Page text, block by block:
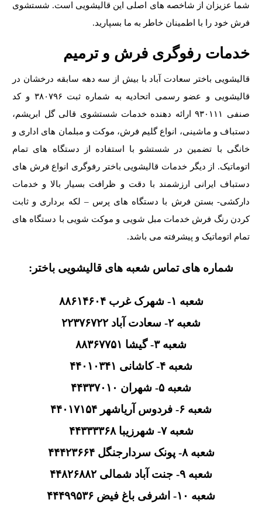
شما عزیزان از شاخصه های اصلی این قالیشویی است. شستشوی
فرش خود را با اطمینان خاطر به ما بسپارید.
خدمات رفوگری فرش و ترمیم
قالیشویی باختر سعادت آباد با بیش از سه دهه سابقه درخشان در
قالیشویی و عضو رسمی اتحادیه به شماره ثبت ۳۸۰۷۹۶ و کد
صنفی ۹۳۰۱۱۱ ارائه دهنده خدمات شستشوی قالی گل ابریشم،
دستباف و ماشینی، انواع گلیم فرش، موکت و مبلمان های اداری و
خانگی با تضمین در شستشو با استفاده از دستگاه های تمام
اتوماتیک. از دیگر خدمات قالیشویی باختر رفوگری انواع فرش های
دستباف ایرانی ارزشمند با دقت و ظرافت بسیار بالا و خدمات
دارکشی- بستن فرش با دستگاه های پرس – لکه برداری و ثابت
کردن رنگ فرش خدمات مبل شویی و موکت شویی با دستگاه های
تمام اتوماتیک و پیشرفته می باشد.
شماره های تماس شعبه های قالیشویی باختر:
شعبه ۱- شهرک غرب ۸۸۶۱۴۶۰۴
شعبه ۲- سعادت آباد ۲۲۳۷۶۷۲۲
شعبه ۳- گیشا ۸۸۳۶۷۷۵۱
شعبه ۴- کاشانی ۴۴۰۱۰۳۴۱
شعبه ۵- شهران ۴۴۳۳۷۰۱۰
شعبه ۶- فردوس آریاشهر ۴۴۰۱۷۱۵۴
شعبه ۷- شهرزیبا ۴۴۳۳۳۳۶۸
شعبه ۸- پونک سردارجنگل ۴۴۴۲۳۶۶۴
شعبه ۹- جنت آباد شمالی ۴۴۸۲۶۸۸۲
شعبه ۱۰- اشرفی باغ فیض ۴۴۴۹۹۵۳۶